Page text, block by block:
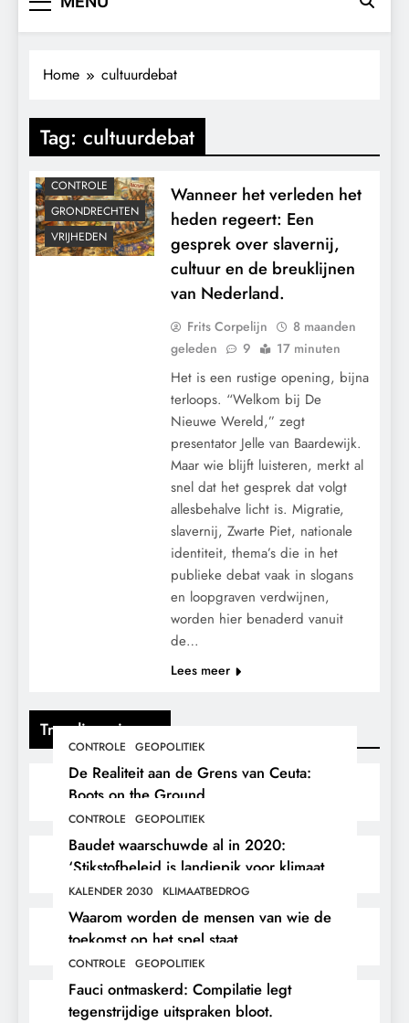
Trending nieuws
CONTROLE GEOPOLITIEK
De Realiteit aan de Grens van Ceuta:
Boots on the Ground.
CONTROLE GEOPOLITIEK
Baudet waarschuwde al in 2020:
‘Stikstofbeleid is landjepik voor klimaat
en immigratie’.
KALENDER 2030 KLIMAATBEDROG
Waarom worden de mensen van wie de
toekomst op het spel staat,
buitengesloten?
CONTROLE GEOPOLITIEK
Fauci ontmaskerd: Compilatie legt
tegenstrijdige uitspraken bloot.
Home cultuurdebat
Tag: cultuurdebat
CONTROLE
GRONDRECHTEN
VRIJHEDEN
Wanneer het verleden het
heden regeert: Een
gesprek over slavernij,
cultuur en de breuklijnen
van Nederland.
Frits Corpelijn
8 maanden
geleden
9 17 minuten
Het is een rustige opening, bijna
terloops. “Welkom bij De
Nieuwe Wereld,” zegt
presentator Jelle van Baardewijk.
Maar wie blijft luisteren, merkt al
snel dat het gesprek dat volgt
allesbehalve licht is. Migratie,
slavernij, Zwarte Piet, nationale
identiteit, thema’s die in het
publieke debat vaak in slogans
en loopgraven verdwijnen,
worden hier benaderd vanuit
de…
Lees meer